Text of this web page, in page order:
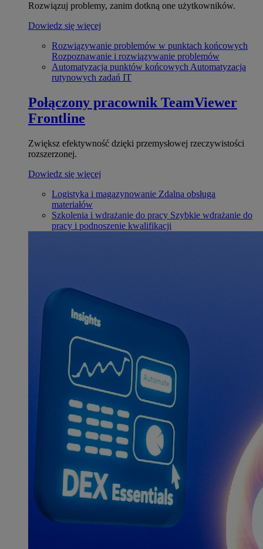
Rozwiązuj problemy, zanim dotkną one użytkowników.
Dowiedz się więcej
Rozwiązywanie problemów w punktach końcowych
Rozpoznawanie i rozwiązywanie problemów
Automatyzacja punktów końcowych Automatyzacja
rutynowych zadań IT
Połączony pracownik TeamViewer
Frontline
Zwiększ efektywność dzięki przemysłowej rzeczywistości
rozszerzonej.
Dowiedz się więcej
Logistyka i magazynowanie Zdalna obsługa
materiałów
Szkolenia i wdrażanie do pracy Szybkie wdrażanie do
pracy i podnoszenie kwalifikacji